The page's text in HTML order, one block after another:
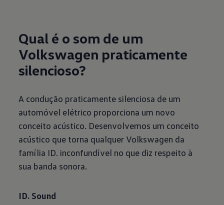
Qual é o som de um
Volkswagen praticamente
silencioso?
A condução praticamente silenciosa de um
automóvel elétrico proporciona um novo
conceito acústico. Desenvolvemos um conceito
acústico que torna qualquer Volkswagen da
família ID. inconfundível no que diz respeito à
sua banda sonora.
ID. Sound